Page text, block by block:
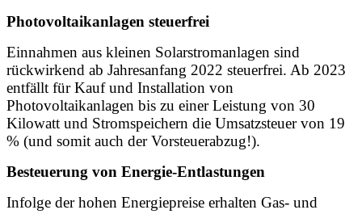
Photovoltaikanlagen steuerfrei
Einnahmen aus kleinen Solarstromanlagen sind
rückwirkend ab Jahresanfang 2022 steuerfrei. Ab 2023
entfällt für Kauf und Installation von
Photovoltaikanlagen bis zu einer Leistung von 30
Kilowatt und Stromspeichern die Umsatzsteuer von 19
% (und somit auch der Vorsteuerabzug!).
Besteuerung von Energie-Entlastungen
Infolge der hohen Energiepreise erhalten Gas- und